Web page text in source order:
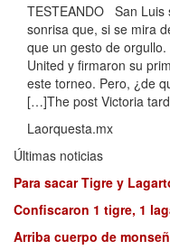
TESTEANDO San Luis
sonrisa que, si se mira
que un gesto de
United y firmaron su
este torneo. Pero, ¿de
[…]The post Victoria
Laorquesta.mx
Últimas noticias
Para sacar Tigre y
Confiscaron 1 tigre, 1
Arriba cuerpo de